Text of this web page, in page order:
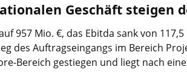
Geschäft steigen
957 Mio. €, das Ebitda sank von
Auftragseingangs im Bereich
Bereich gestiegen und liegt nach